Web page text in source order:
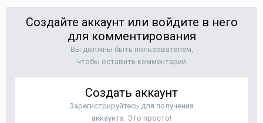
Создайте аккаунт или войдите в него
для комментирования
Вы должны быть пользователем,
чтобы оставить комментарий
Создать аккаунт
Зарегистрируйтесь для получения
аккаунта. Это просто!